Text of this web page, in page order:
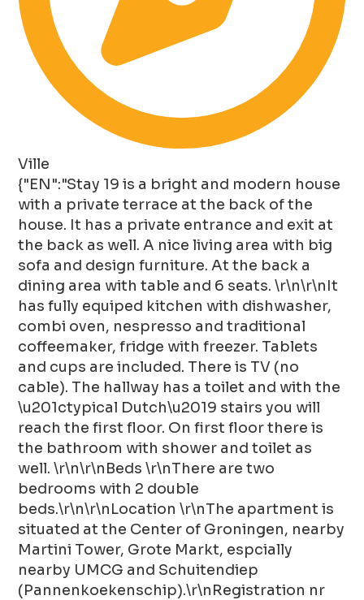
Ville
{"EN":"Stay 19 is a bright and modern house
with a private terrace at the back of the
house. It has a private entrance and exit at
the back as well. A nice living area with big
sofa and design furniture. At the back a
dining area with table and 6 seats. \r\n\r\nIt
has fully equiped kitchen with dishwasher,
combi oven, nespresso and traditional
coffeemaker, fridge with freezer. Tablets
and cups are included. There is TV (no
cable). The hallway has a toilet and with the
\u201ctypical Dutch\u2019 stairs you will
reach the first floor. On first floor there is
the bathroom with shower and toilet as
well. \r\n\r\nBeds \r\nThere are two
bedrooms with 2 double
beds.\r\n\r\nLocation \r\nThe apartment is
situated at the Center of Groningen, nearby
Martini Tower, Grote Markt, espcially
nearby UMCG and Schuitendiep
(Pannenkoekenschip).\r\nRegistration nr